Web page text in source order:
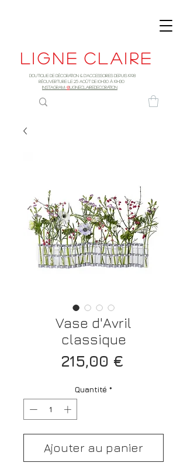
Ligne claire
Boutique de décoration & d'accessoires depuis 1998
RÉOUVERTURE LE 25 AOûT DE 10h30 à 19H30
INSTAGRAM: @LIGNECLAIREDECORATION
Vase d'Avril
classique
215,00 €Prix
Quantité *
Ajouter au panier